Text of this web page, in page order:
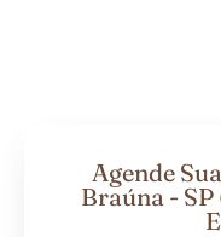
Agende
Braúna -